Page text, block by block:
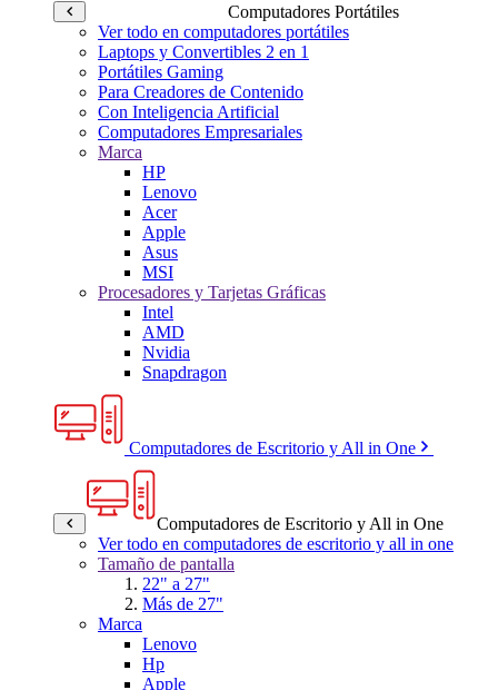
Computadores Portátiles
Ver todo en computadores portátiles
Laptops y Convertibles 2 en 1
Portátiles Gaming
Para Creadores de Contenido
Con Inteligencia Artificial
Computadores Empresariales
Marca
HP
Lenovo
Acer
Apple
Asus
MSI
Procesadores y Tarjetas Gráficas
Intel
AMD
Nvidia
Snapdragon
Computadores de Escritorio y All in One
Computadores de Escritorio y All in One
Ver todo en computadores de escritorio y all in one
Tamaño de pantalla
22" a 27"
Más de 27"
Marca
Lenovo
Hp
Apple